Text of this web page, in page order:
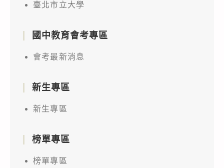
臺北市立大學
國中教育會考專區
會考最新消息
新生專區
新生專區
榜單專區
榜單專區